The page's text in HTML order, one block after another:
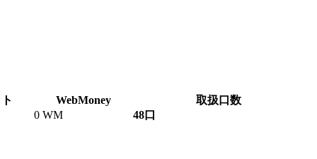
WebMoney
取扱口数
0 WM 48口